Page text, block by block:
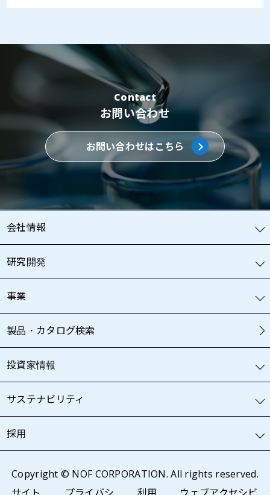
Contact
お問い合わせ
お問い合わせはこちら
会社情報
研究開発
事業
製品・カタログ検索
投資家情報
サステナビリティ
採用
Copyright © NOF CORPORATION. All rights reserved.